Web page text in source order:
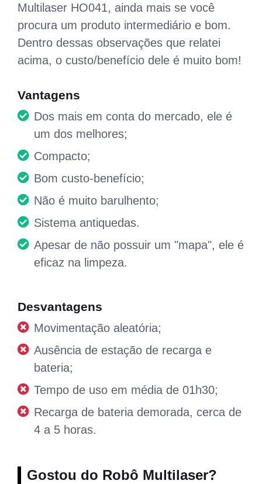
Multilaser HO041, ainda mais se você
procura um produto intermediário e bom.
Dentro dessas observações que relatei
acima, o custo/benefício dele é muito bom!
Vantagens
Dos mais em conta do mercado, ele é
um dos melhores;
Compacto;
Bom custo-benefício;
Não é muito barulhento;
Sistema antiquedas.
Apesar de não possuir um "mapa", ele é
eficaz na limpeza.
Desvantagens
Movimentação aleatória;
Ausência de estação de recarga e
bateria;
Tempo de uso em média de 01h30;
Recarga de bateria demorada, cerca de
4 a 5 horas.
Gostou do Robô Multilaser?